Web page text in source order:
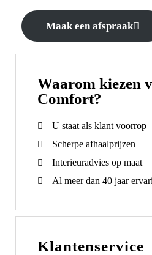
Maak een afspraak
Waarom kiezen
Comfort?
U staat als klant voorrop
Scherpe afhaalprijzen
Interieuradvies op maat
Al meer dan 40 jaar
Klantenservice